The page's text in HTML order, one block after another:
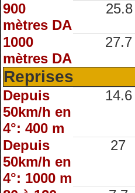
900
mètres DA
25.8
1000
mètres DA
27.7
Reprises
Depuis
50km/h en
4°: 400 m
14.6
Depuis
50km/h en
4°: 1000 m
27